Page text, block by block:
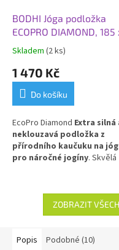
BODHI Jóga podložka
ECOPRO DIAMOND, 185
60 x 0,6 cm, šedá tmavá
Skladem (2 ks)
1 470 Kč
Do košíku
EcoPro Diamond Extra silná
neklouzavá podložka z
přírodního kaučuku na
pro náročné jogíny. Skvělá
ZOBRAZIT
Popis Podobné (10)